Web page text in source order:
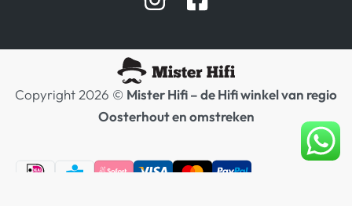
Copyright 2026 © Mister Hifi – de Hifi winkel van regio
Oosterhout en omstreken